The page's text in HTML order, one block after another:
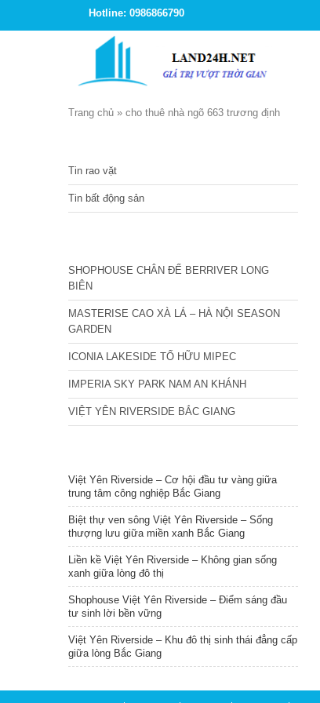
Hotline: 0986866790
Trang chủ » cho thuê nhà ngõ 663 trương định
Tin rao vặt
Tin bất động sản
SHOPHOUSE CHÂN ĐẾ BERRIVER LONG
BIÊN
MASTERISE CAO XÀ LÁ – HÀ NỘI SEASON
GARDEN
ICONIA LAKESIDE TỐ HỮU MIPEC
IMPERIA SKY PARK NAM AN KHÁNH
VIỆT YÊN RIVERSIDE BẮC GIANG
Việt Yên Riverside – Cơ hội đầu tư vàng giữa
trung tâm công nghiệp Bắc Giang
Biệt thự ven sông Việt Yên Riverside – Sống
thượng lưu giữa miền xanh Bắc Giang
Liền kề Việt Yên Riverside – Không gian sống
xanh giữa lòng đô thị
Shophouse Việt Yên Riverside – Điểm sáng đầu
tư sinh lời bền vững
Việt Yên Riverside – Khu đô thị sinh thái đẳng cấp
giữa lòng Bắc Giang